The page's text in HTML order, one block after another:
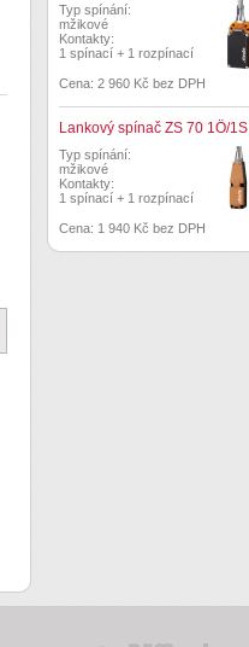
Typ spínání:
mžikové
Kontakty:
1 spínací + 1 rozpínací
Cena: 2 960 Kč bez DPH
Lankový spínač ZS 70 1Ö/1S
Typ spínání:
mžikové
Kontakty:
1 spínací + 1 rozpínací
Cena: 1 940 Kč bez DPH